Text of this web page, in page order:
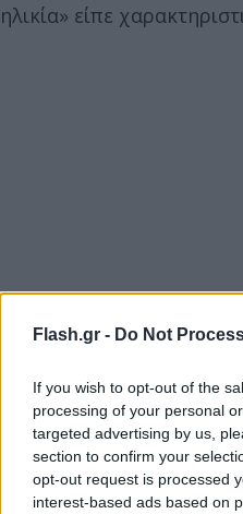
Flash.gr - Do Not
If you wish to opt-out of the
processing of your personal
targeted advertising by us,
section to confirm your
opt-out request is processed
interest-based ads based on
ηλικία» είπε